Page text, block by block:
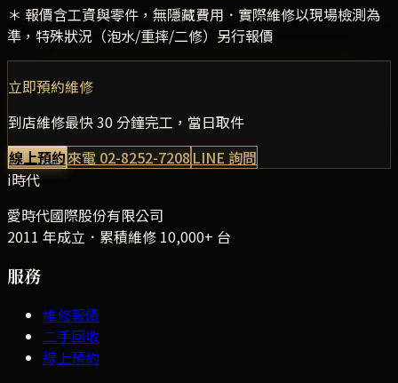
＊ 報價含工資與零件，無隱藏費用．實際維修以現場檢測為
準，特殊狀況（泡水/重摔/二修）另行報價
立即預約維修
到店維修最快 30 分鐘完工，當日取件
線上預約來電 02-8252-7208 LINE 詢問
i時代
愛時代國際股份有限公司
2011 年成立．累積維修 10,000+ 台
服務
維修報價
二手回收
線上預約